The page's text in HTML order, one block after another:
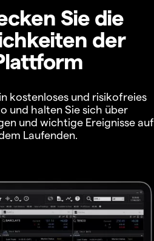
Sie die
der
kostenloses und risikofreies
und halten Sie sich über
und wichtige Ereignisse auf
Laufenden.